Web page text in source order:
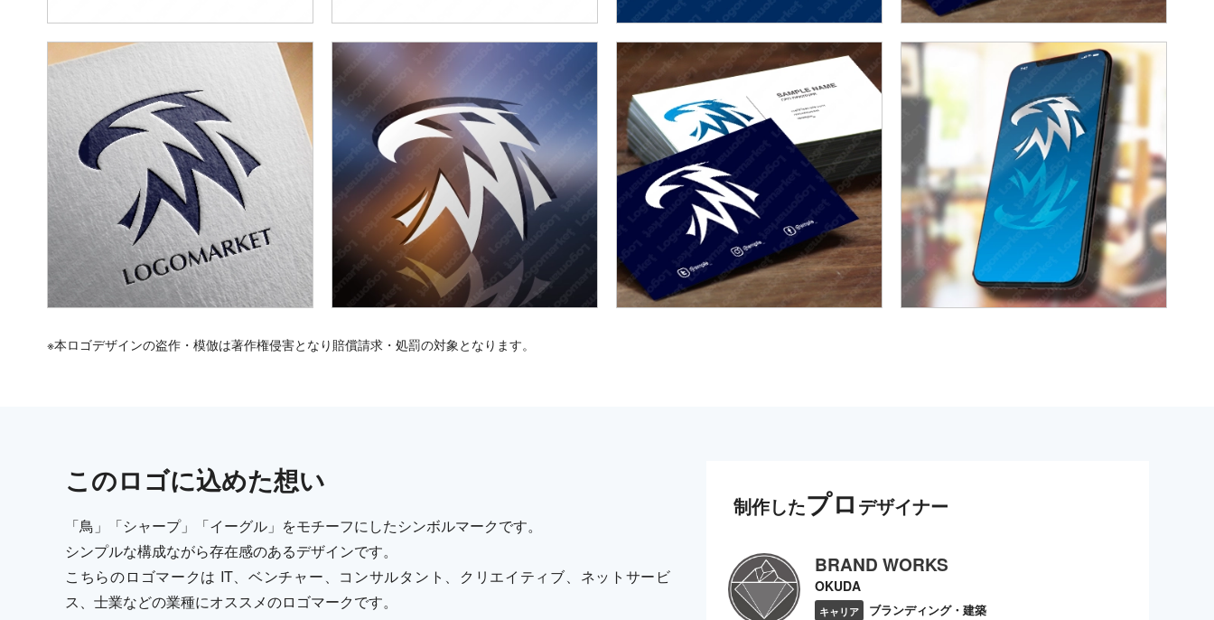
※本ロゴデザインの盗作・模倣は著作権侵害となり賠償請求・処罰の対象となります。
このロゴに込めた想い
「鳥」「シャープ」「イーグル」をモチーフにしたシンボルマークです。
シンプルな構成ながら存在感のあるデザインです。
こちらのロゴマークは IT、ベンチャー、コンサルタント、クリエイティブ、ネットサービ
ス、士業などの業種にオススメのロゴマークです。
制作したプロ デザイナー
BRAND WORKS
OKUDA
キャリア ブランディング・建築